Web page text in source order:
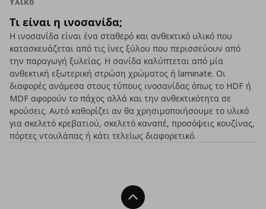
Τι είναι η ινοσανίδα;
Η ινοσανίδα είναι ένα σταθερό και ανθεκτικό υλικό που
κατασκευάζεται από τις ίνες ξύλου που περισσεύουν από
την παραγωγή ξυλείας. Η σανίδα καλύπτεται από μία
ανθεκτική εξωτερική στρώση χρώματος ή laminate. Οι
διαφορές ανάμεσα στους τύπους ινοσανίδας όπως το HDF ή
MDF αφορούν το πάχος αλλά και την ανθεκτικότητα σε
κρούσεις. Αυτό καθορίζει αν θα χρησιμοποιήσουμε το υλικό
για σκελετό κρεβατιού, σκελετό καναπέ, προσόψεις κουζίνας,
πόρτες ντουλάπας ή κάτι τελείως διαφορετικό.
Back To Top